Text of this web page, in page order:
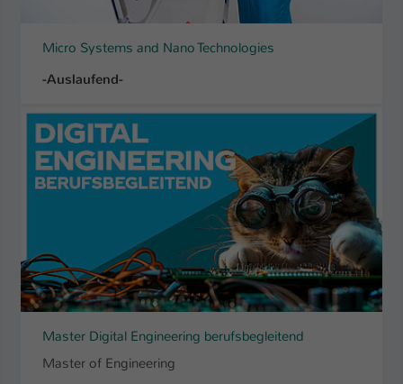
Micro Systems and Nano Technologies
-Auslaufend-
Master Digital Engineering berufsbegleitend
Master of Engineering